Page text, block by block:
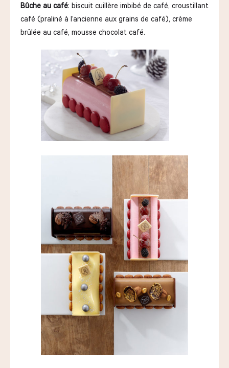
Bûche au café: biscuit cuillère imbibé de café, croustillant
café (praliné à l’ancienne aux grains de café), crème
brûlée au café, mousse chocolat café.